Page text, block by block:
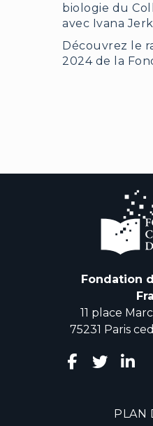
biologie du
avec Ivana
Découvrez le
2024 de la
Fondation
11 place
75231 Paris
PLAN